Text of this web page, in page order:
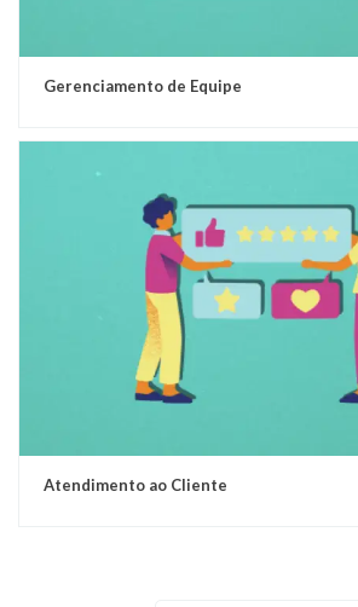
Gerenciamento de Equipe
Atendimento ao Cliente